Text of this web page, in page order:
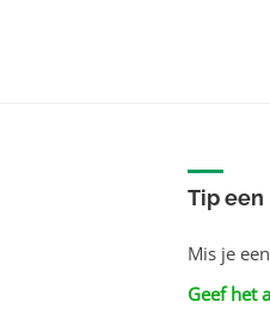
Tip
Mis je
Geef het